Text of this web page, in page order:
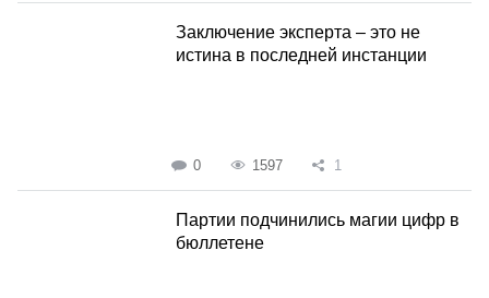
Заключение эксперта – это не
истина в последней инстанции
0 1597 1
Партии подчинились магии цифр в
бюллетене